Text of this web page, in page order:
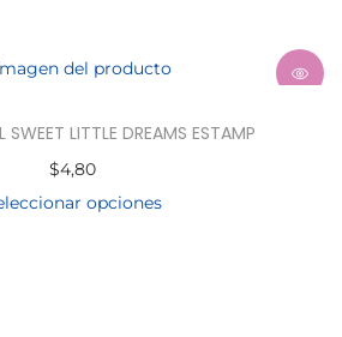
LITTLE DREAMS ESTAMP
$4,80
opciones